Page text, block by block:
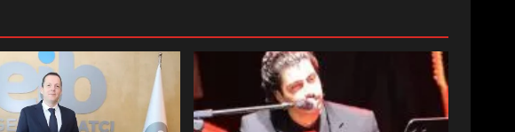
7
YÖNETİM NASIL ŞEKİLLENDİ?
AYVALIK SU MİRASI İÇİN